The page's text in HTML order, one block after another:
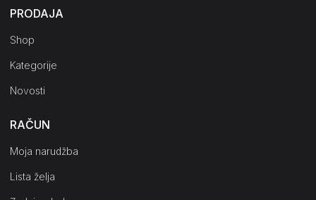
PRODAJA
Shop
Kategorije
Novosti
RAČUN
Moja narudžba
Lista želja